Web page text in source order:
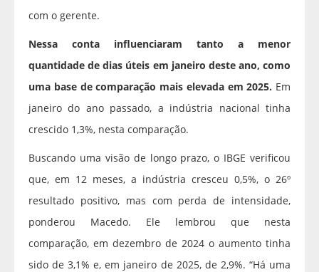
com o gerente.
Nessa conta influenciaram tanto a menor
quantidade de dias úteis em janeiro deste ano, como
uma base de comparação mais elevada em 2025. Em
janeiro do ano passado, a indústria nacional tinha
crescido 1,3%, nesta comparação.
Buscando uma visão de longo prazo, o IBGE verificou
que, em 12 meses, a indústria cresceu 0,5%, o 26º
resultado positivo, mas com perda de intensidade,
ponderou Macedo. Ele lembrou que nesta
comparação, em dezembro de 2024 o aumento tinha
sido de 3,1% e, em janeiro de 2025, de 2,9%. “Há uma